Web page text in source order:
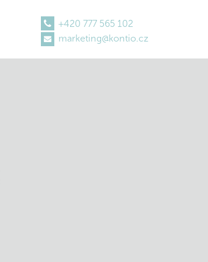
+420 777 565 102
marketing@kontio.cz